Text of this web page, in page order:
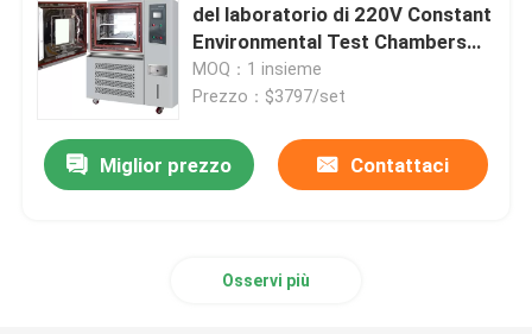
del laboratorio di 220V Constant
Environmental Test Chambers
225L
MOQ：1 insieme
Prezzo：$3797/set
Miglior prezzo Contattaci
Osservi più